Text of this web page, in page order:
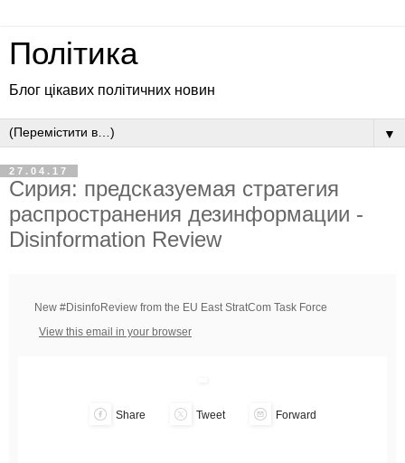
Політика
Блог цікавих політичних новин
▼
27.04.17
Сирия: предсказуемая стратегия
распространения дезинформации -
Disinformation Review
New #DisinfoReview from the EU East StratCom Task Force
View this email in your browser
Share Tweet Forward